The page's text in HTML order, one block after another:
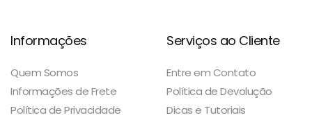
Informações
Quem Somos
Informações de Frete
Política de Privacidade
Serviços ao Cliente
Entre em Contato
Política de Devolução
Dicas e Tutoriais